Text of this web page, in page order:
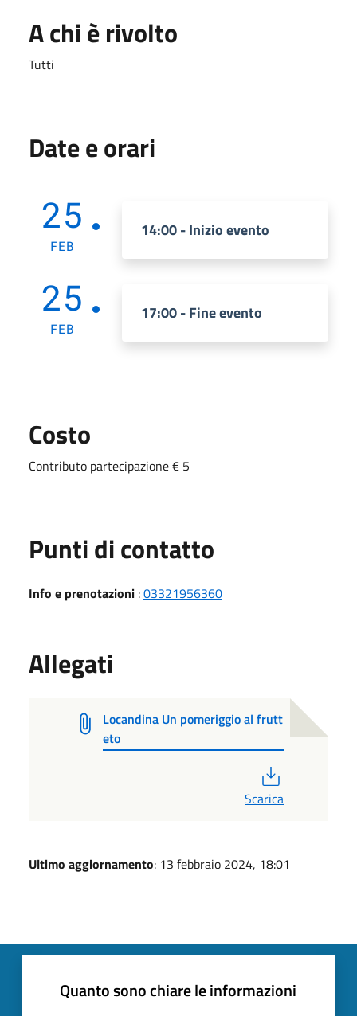
A chi è rivolto
Tutti
Date e orari
25
FEB
14:00 - Inizio evento
25
FEB
17:00 - Fine evento
Costo
Contributo partecipazione € 5
Punti di contatto
Info e prenotazioni :03321956360
Allegati
Locandina Un pomeriggio al frutt
eto
Scarica
Ultimo aggiornamento: 13 febbraio 2024, 18:01
Quanto sono chiare le informazioni